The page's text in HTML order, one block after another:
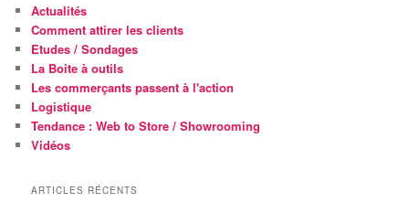
r
c
h
e
Actualités
Comment attirer les clients
Etudes / Sondages
La Boite à outils
Les commerçants passent à l'action
Logistique
Tendance : Web to Store / Showrooming
Vidéos
ARTICLES RÉCENTS